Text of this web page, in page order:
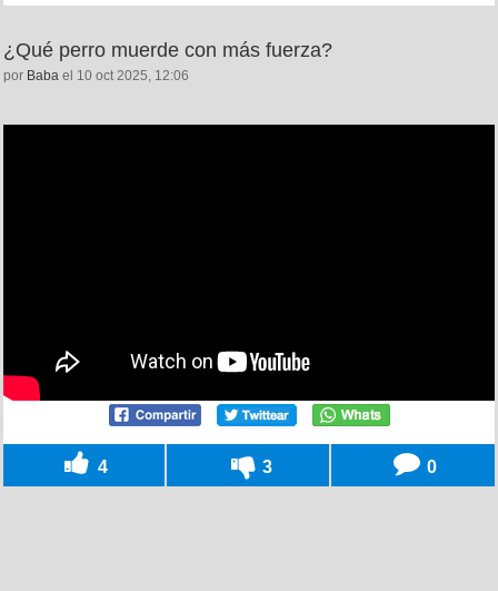
¿Qué perro muerde con más fuerza?
por Baba el 10 oct 2025, 12:06
4 3 0